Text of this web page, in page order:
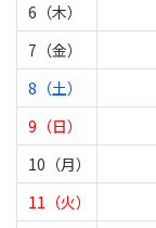
6（木）
7（金）
8（土）
9（日）
10（月）
11（火）